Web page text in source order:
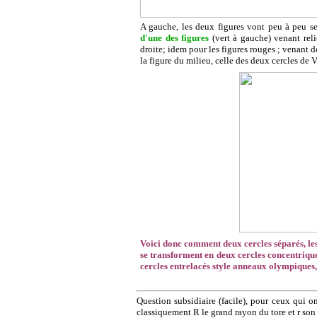
A gauche, les deux figures vont peu à peu
d'une des figures (vert à gauche) venant
droite; idem pour les figures rouges ; venant
la figure du milieu, celle des deux cercles de
Voici donc comment deux cercles séparés,
se transforment en deux cercles
cercles entrelacés style anneaux
Question subsidiaire (facile), pour ceux qui
classiquement R le grand rayon du tore et r